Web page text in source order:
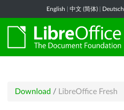
English 中文 (简体) Deutsch
Download / LibreOffice Fresh